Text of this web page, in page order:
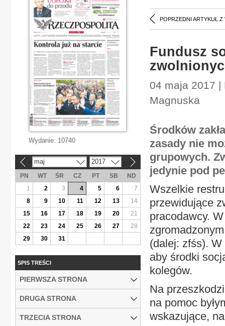
POPRZEDNI ARTYKUŁ Z
Fundusz
04 maja 2017 |
Magnuska
Środków
zasady nie
grupowych.
jedynie pod
Wszelkie
przewidujące
pracodawcy.
(dalej: zfśs).
aby środki
kolegów.
Na
na pomoc
wskazujące,
Wydanie: 10740
maj 2017
PN WT ŚR CZ PT SB
ND
1
2 3 4 5 6
7
8
9 10 11 12 13
14
15
16 17 18 19 20
21
22
23 24 25 26 27
28
29
30 31
SPIS TREŚCI
PIERWSZA STRONA
DRUGA STRONA
TRZECIA STRONA